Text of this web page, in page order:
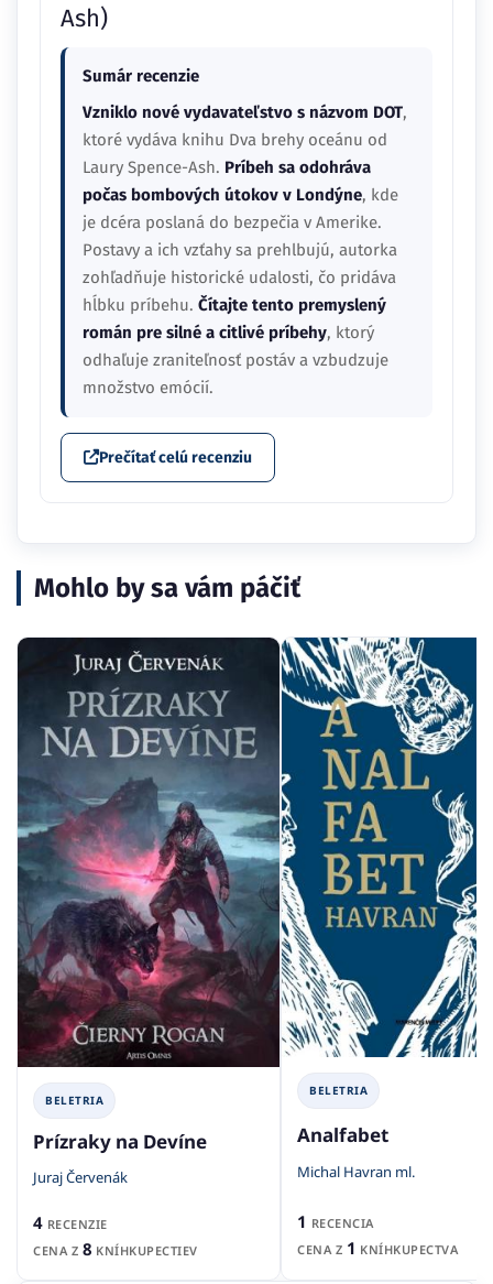
Ash)
Sumár recenzie
Vzniklo nové vydavateľstvo s názvom DOT,
ktoré vydáva knihu Dva brehy oceánu od
Laury Spence-Ash. Príbeh sa odohráva
počas bombových útokov v Londýne, kde
je dcéra poslaná do bezpečia v Amerike.
Postavy a ich vzťahy sa prehlbujú, autorka
zohľadňuje historické udalosti, čo pridáva
hĺbku príbehu. Čítajte tento premyslený
román pre silné a citlivé príbehy, ktorý
odhaľuje zraniteľnosť postáv a vzbudzuje
množstvo emócií.
Prečítať celú recenziu
Mohlo by sa vám páčiť
BELETRIA
Prízraky na Devíne
Juraj Červenák
4 RECENZIE
CENA Z 8 KNÍHKUPECTIEV
BELETRIA
Analfabet
Michal Havran ml.
1 RECENCIA
CENA Z 1 KNÍHKUPECTVA